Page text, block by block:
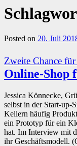
Posted on 20. Juli
Zweite Chance
Online-Shop
Jessica Könnecke,
selbst in der Start-up-
Kellern häufig
ein Prototyp für ein
hat. Im Interview mit
ihr Geschäftsmodell.